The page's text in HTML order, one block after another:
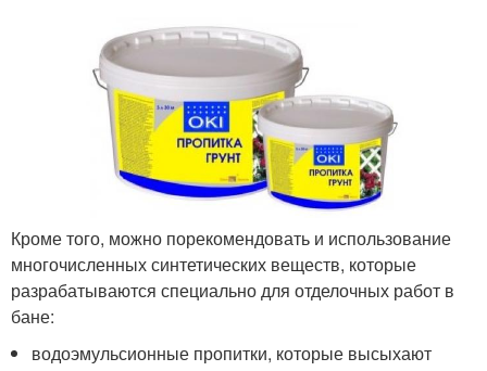
Кроме того, можно порекомендовать и использование
многочисленных синтетических веществ, которые
разрабатываются специально для отделочных работ в
бане:
водоэмульсионные пропитки, которые высыхают